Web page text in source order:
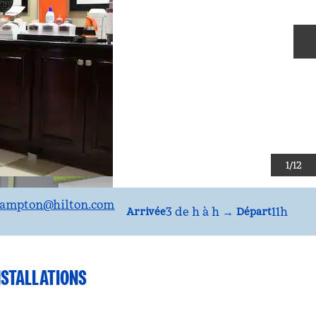
1/12
@hilton.com Arrivée3 de h à h → Départ11h